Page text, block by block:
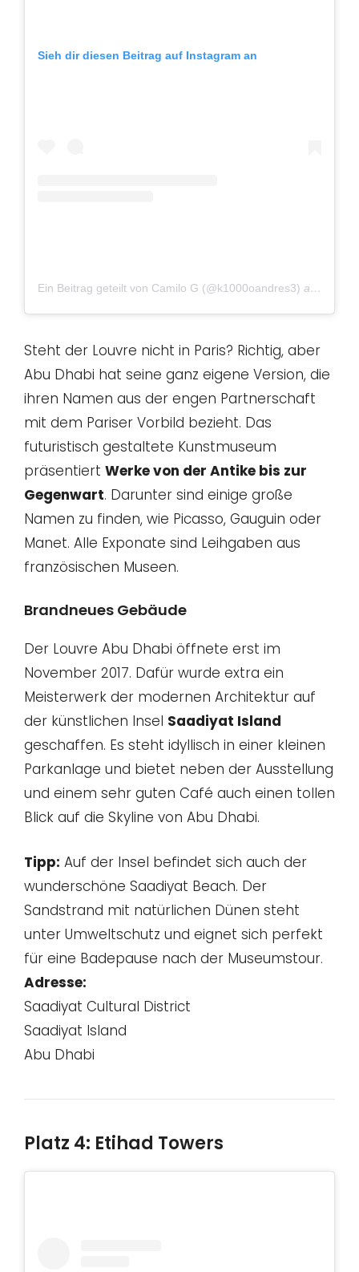
Sieh dir diesen Beitrag auf Instagram an
Ein Beitrag geteilt von Camilo G (@k1000oandres3) am
Steht der Louvre nicht in Paris? Richtig, aber
Abu Dhabi hat seine ganz eigene Version, die
ihren Namen aus der engen Partnerschaft
mit dem Pariser Vorbild bezieht. Das
futuristisch gestaltete Kunstmuseum
präsentiert Werke von der Antike bis zur
Gegenwart. Darunter sind einige große
Namen zu finden, wie Picasso, Gauguin oder
Manet. Alle Exponate sind Leihgaben aus
französischen Museen.
Brandneues Gebäude
Der Louvre Abu Dhabi öffnete erst im
November 2017. Dafür wurde extra ein
Meisterwerk der modernen Architektur auf
der künstlichen Insel Saadiyat Island
geschaffen. Es steht idyllisch in einer kleinen
Parkanlage und bietet neben der Ausstellung
und einem sehr guten Café auch einen tollen
Blick auf die Skyline von Abu Dhabi.
Tipp: Auf der Insel befindet sich auch der
wunderschöne Saadiyat Beach. Der
Sandstrand mit natürlichen Dünen steht
unter Umweltschutz und eignet sich perfekt
für eine Badepause nach der Museumstour.
Adresse:
Saadiyat Cultural District
Saadiyat Island
Abu Dhabi
Platz 4: Etihad Towers